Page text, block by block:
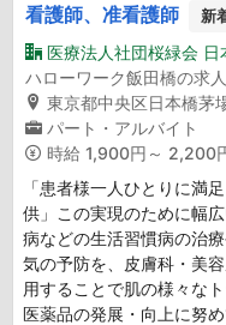
看護師、准看護師 新
医療法人社団桜緑会 日
ハローワーク飯田橋の求人
東京都中央区日本橋茅
パート・アルバイト
時給 1,900円～ 2,200
「患者様一人ひとりに満
供」この実現のために幅
病などの生活習慣病の治
気の予防を、皮膚科・美
用することで肌の様々な
医薬品の発展・向上に努